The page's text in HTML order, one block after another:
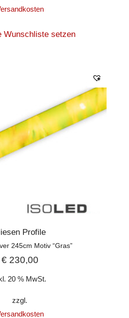
Wunschliste setzen
Profile
245cm Motiv “Gras”
€230,00
20 % MwSt.
zzgl.